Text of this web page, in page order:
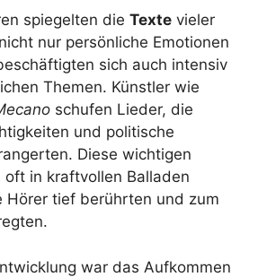
spiegelten die Texte vieler
nur persönliche Emotionen
sich auch intensiv
Themen. Künstler wie
schufen Lieder, die
und politische
Diese wichtigen
in kraftvollen Balladen
Hörer tief berührten und zum
war das Aufkommen